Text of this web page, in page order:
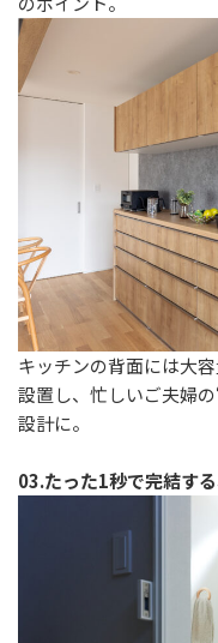
キッチンの背面には大
設置し、忙しいご夫婦
設計に。
03.たった1秒で完結す